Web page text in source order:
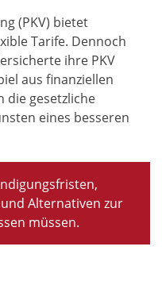
(PKV) bietet
Tarife. Dennoch
ihre PKV
aus finanziellen
die gesetzliche
eines besseren
Alternativen zur
müssen.